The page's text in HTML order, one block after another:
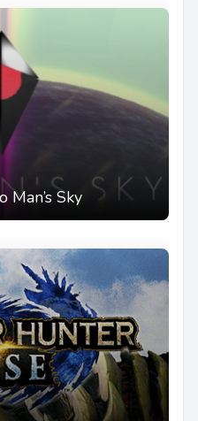
Man’s Sky